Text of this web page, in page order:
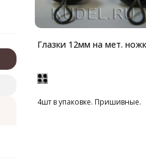
Глазки 12мм на мет.
4шт в упаковке. Пришивные.